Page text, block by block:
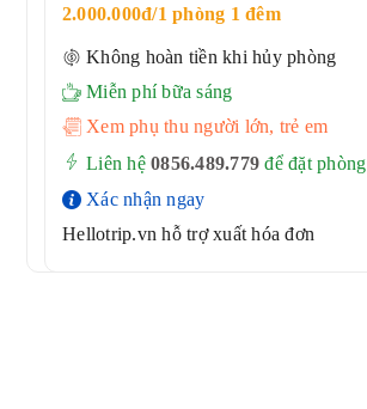
2.000.000đ/1 phòng 1 đêm
Không hoàn tiền khi hủy phòng
Miễn phí bữa sáng
Xem phụ thu người lớn, trẻ em
Liên hệ 0856.489.779 để đặt phòng
Xác nhận ngay
Hellotrip.vn hỗ trợ xuất hóa đơn